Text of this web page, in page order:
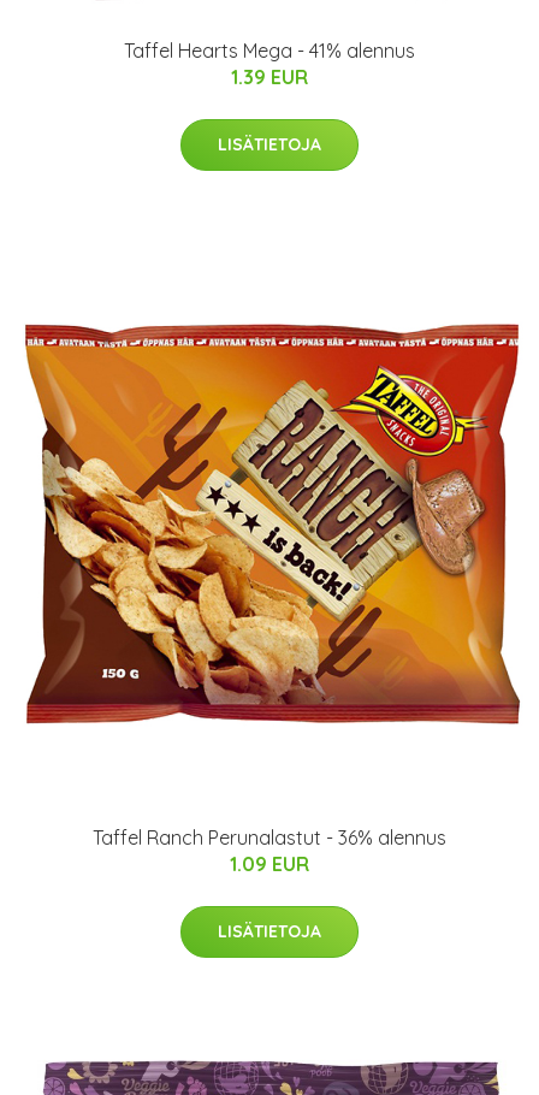
Taffel Hearts Mega - 41% alennus
1.39 EUR
LISÄTIETOJA
Taffel Ranch Perunalastut - 36% alennus
1.09 EUR
LISÄTIETOJA